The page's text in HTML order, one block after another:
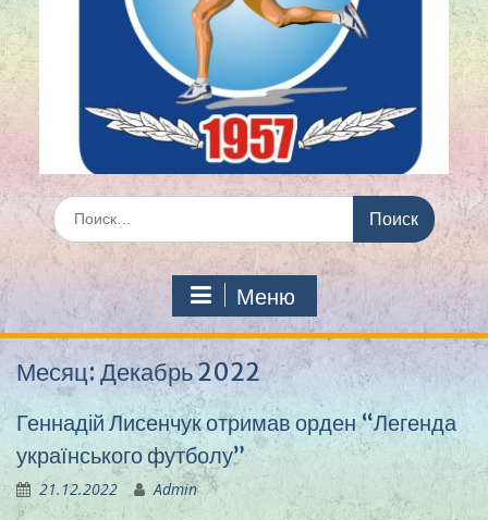
Искать:
Меню
Месяц:Декабрь 2022
Геннадій Лисенчук отримав орден “Легенда
українського футболу”
21.12.2022 Admin